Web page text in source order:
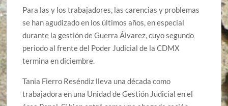
Para las y los trabajadores, las carencias y problemas
se han agudizado en los últimos años, en especial
durante la gestión de Guerra Álvarez, cuyo segundo
periodo al frente del Poder Judicial de la CDMX
termina en diciembre.
Tania Fierro Reséndiz lleva una década como
trabajadora en una Unidad de Gestión Judicial en el